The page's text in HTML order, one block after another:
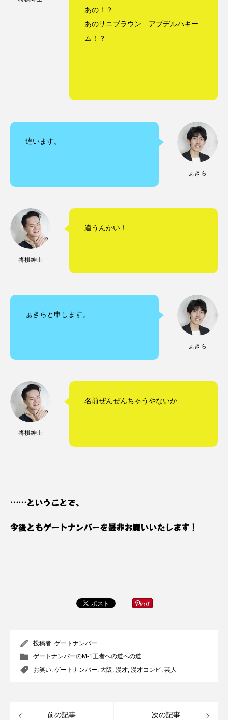
あの！？
あのサニブラウン アブデルハキー
ム！？
ぁきら
違います。
将棋紳士
違うんかい！
ぁきら
ぁきらと申します。
将棋紳士
名前ぜんぜんちゃうやないか
……ということで、
今後ともゲートナンバーを是非お願いいたします！
投稿者: ゲートナンバー
ゲートナンバーのM-1王者への道への道
お笑い, ゲートナンバー, 大阪 , 漫才, 漫才コンビ, 芸人
前の記事 次の記事